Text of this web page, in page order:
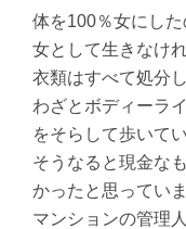
体を100％女にし
女として生きなけ
衣類はすべて処分
わざとボディーラ
をそらして歩いてい
そうなると現金な
かったと思っていま
マンションの管理